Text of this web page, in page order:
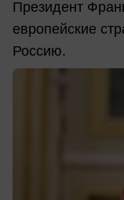
Президент
европейские
Россию.